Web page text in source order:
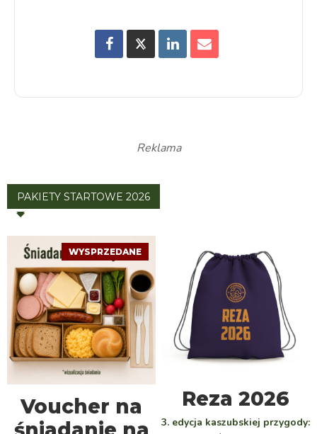
Reklama
PAKIETY STARTOWE 2026
WYSPRZEDANE
DOWIEDZ SIĘ WIĘCEJ
Voucher na
WYBIERZ
Reza 2026
3. edycja kaszubskiej przygody: